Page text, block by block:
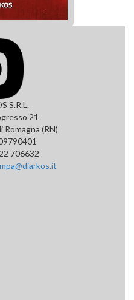
S.R.L.
21
Romagna (RN)
706632